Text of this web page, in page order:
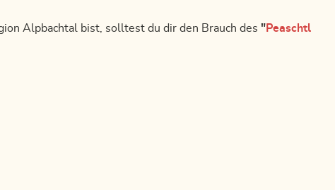
Alpbachtal bist, solltest du dir den Brauch des "Peaschtl